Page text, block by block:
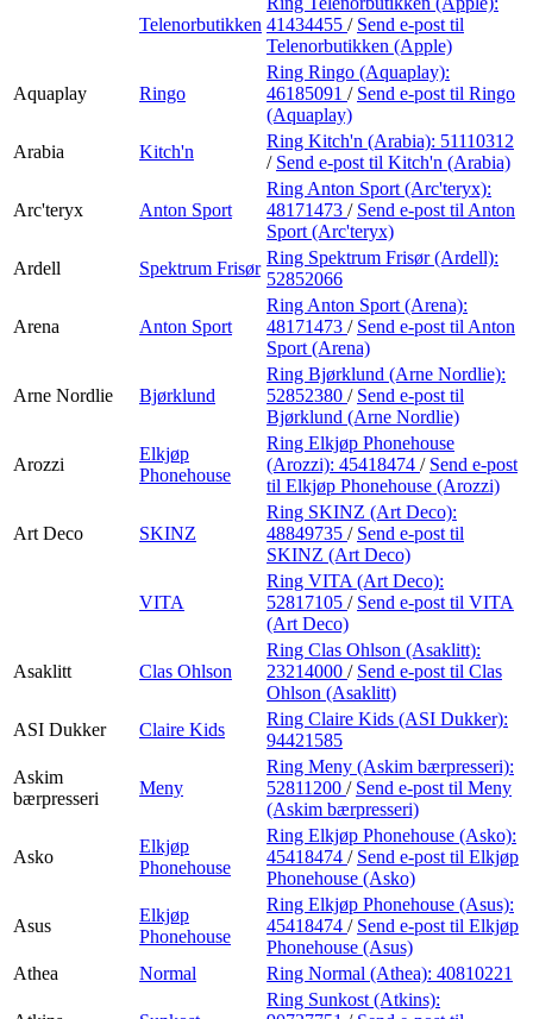
Telenorbutikken 41434455 / Send e-post til
Telenorbutikken (Apple)
Aquaplay Ringo
Ring Ringo (Aquaplay):
46185091 / Send e-post til Ringo
(Aquaplay)
Arabia
Kitch'n
Ring Kitch'n (Arabia): 51110312
/ Send e-post til Kitch'n (Arabia)
Arc'teryx Anton Sport
Ring Anton Sport (Arc'teryx):
48171473 / Send e-post til Anton
Sport (Arc'teryx)
Ardell
Spektrum Frisør
Ring Spektrum Frisør (Ardell):
52852066
Arena Anton Sport
Ring Anton Sport (Arena):
48171473 / Send e-post til Anton
Sport (Arena)
Arne Nordlie Bjørklund
Ring Bjørklund (Arne Nordlie):
52852380 / Send e-post til
Bjørklund (Arne Nordlie)
Arozzi
Elkjøp
Phonehouse
Ring Elkjøp Phonehouse
(Arozzi): 45418474 / Send e-post
til Elkjøp Phonehouse (Arozzi)
Art Deco SKINZ
Ring SKINZ (Art Deco):
48849735 / Send e-post til
SKINZ (Art Deco)
VITA
Ring VITA (Art Deco):
52817105 / Send e-post til VITA
(Art Deco)
Asaklitt Clas Ohlson
Ring Clas Ohlson (Asaklitt):
23214000 / Send e-post til Clas
Ohlson (Asaklitt)
ASI Dukker
Claire Kids
Ring Claire Kids (ASI Dukker):
94421585
Askim
bærpresseri
Meny
Ring Meny (Askim bærpresseri):
52811200 / Send e-post til Meny
(Askim bærpresseri)
Asko
Elkjøp
Phonehouse
Ring Elkjøp Phonehouse (Asko):
45418474 / Send e-post til Elkjøp
Phonehouse (Asko)
Asus
Elkjøp
Phonehouse
Ring Elkjøp Phonehouse (Asus):
45418474 / Send e-post til Elkjøp
Phonehouse (Asus)
Athea
Normal Ring Normal (Athea): 40810221
Ring Sunkost (Atkins):